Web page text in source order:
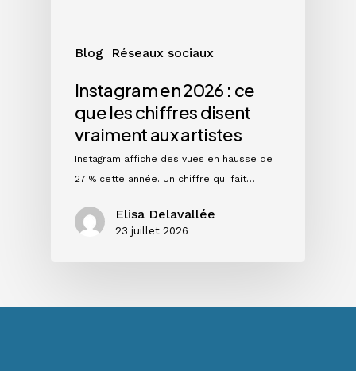
Blog Réseaux sociaux
artistes
Instagram en 2026 : ce
que les chiffres disent
vraiment aux artistes
Instagram affiche des vues en hausse de
27 % cette année. Un chiffre qui fait…
Elisa Delavallée
23 juillet 2026